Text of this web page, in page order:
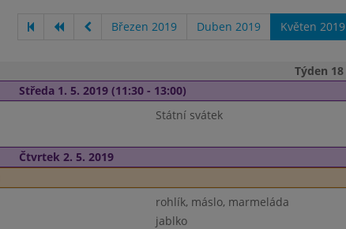
Březen 2019 Duben 2019 Květen 2019
Týden 18
Středa 1. 5. 2019 (11:30 - 13:00)
Státní svátek
Čtvrtek 2. 5. 2019
rohlík, máslo, marmeláda
jablko